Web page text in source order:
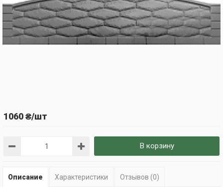
1060 ₴/шт
В корзину
Описание Характеристики Отзывов (0)